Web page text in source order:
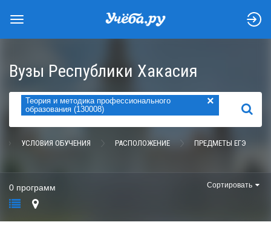
Вузы Республики Хакасия
Теория и методика профессионального
образования (130008)
×
НАЙТИ
УСЛОВИЯ ОБУЧЕНИЯ РАСПОЛОЖЕНИЕ ПРЕДМЕТЫ ЕГЭ
0 программ Сортировать